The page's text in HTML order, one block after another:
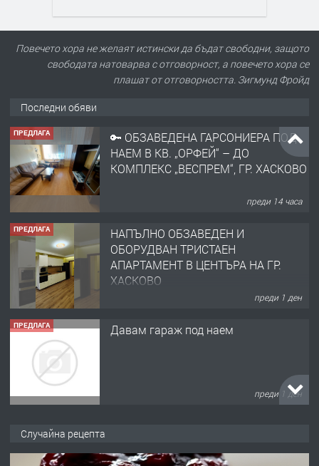
Повечето хора не желаят истински да бъдат свободни, защото
свободата натоварва с отговорност, а повечето хора се
плашат от отговорността. Зигмунд Фройд
Последни обяви
ПРЕДЛАГА
🔑 ОБЗАВЕДЕНА ГАРСОНИЕРА ПОД
НАЕМ В КВ. „ОРФЕЙ“ – ДО
КОМПЛЕКС „ВЕСПРЕМ“, ГР. ХАСКОВО
преди 14 часа
ПРЕДЛАГА
НАПЪЛНО ОБЗАВЕДЕН И
ОБОРУДВАН ТРИСТАЕН
АПАРТАМЕНТ В ЦЕНТЪРА НА ГР.
ХАСКОВО
преди 1 ден
ПРЕДЛАГА Давам гараж под наем
преди 1 ден
градската градина!
Случайна рецепта